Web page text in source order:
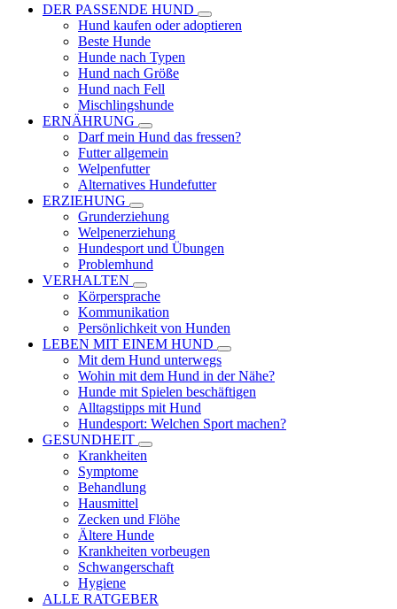
DER PASSENDE HUND
Hund kaufen oder adoptieren
Beste Hunde
Hunde nach Typen
Hund nach Größe
Hund nach Fell
Mischlingshunde
ERNÄHRUNG
Darf mein Hund das fressen?
Futter allgemein
Welpenfutter
Alternatives Hundefutter
ERZIEHUNG
Grunderziehung
Welpenerziehung
Hundesport und Übungen
Problemhund
VERHALTEN
Körpersprache
Kommunikation
Persönlichkeit von Hunden
LEBEN MIT EINEM HUND
Mit dem Hund unterwegs
Wohin mit dem Hund in der Nähe?
Hunde mit Spielen beschäftigen
Alltagstipps mit Hund
Hundesport: Welchen Sport machen?
GESUNDHEIT
Krankheiten
Symptome
Behandlung
Hausmittel
Zecken und Flöhe
Ältere Hunde
Krankheiten vorbeugen
Schwangerschaft
Hygiene
ALLE RATGEBER